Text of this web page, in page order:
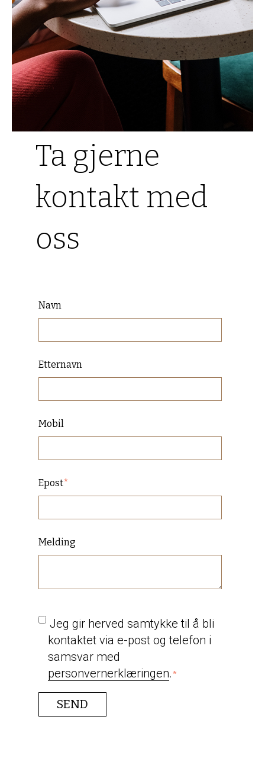
Ta gjerne
kontakt med
oss
Navn
Etternavn
Mobil
Epost*
Melding
Jeg gir herved samtykke til å bli
kontaktet via e-post og telefon i
samsvar med
personvernerklæringen.*